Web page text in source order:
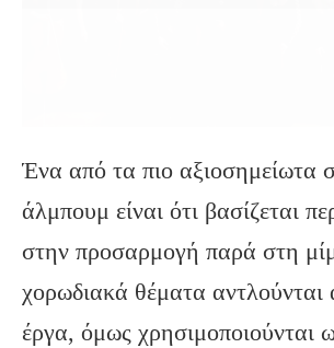
Ένα από τα πιο αξιοσημείωτα
άλμπουμ είναι ότι βασίζεται
στην προσαρμογή παρά στη
χορωδιακά θέματα αντλούνται
έργα, όμως χρησιμοποιούνται